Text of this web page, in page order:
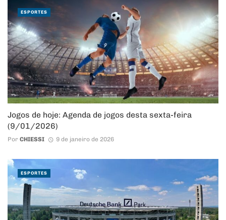
Jogos de hoje: Agenda de jogos desta sexta-feira
(9/01/2026)
Por CHIESSI 9 de janeiro de 2026
ESPORTES
ESPORTES